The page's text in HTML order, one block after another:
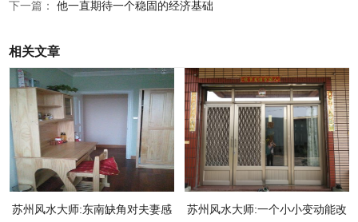
下一篇：他一直期待一个稳固的经济基础
相关文章
苏州风水大师:东南缺角对夫妻感
苏州风水大师:一个小小变动能改